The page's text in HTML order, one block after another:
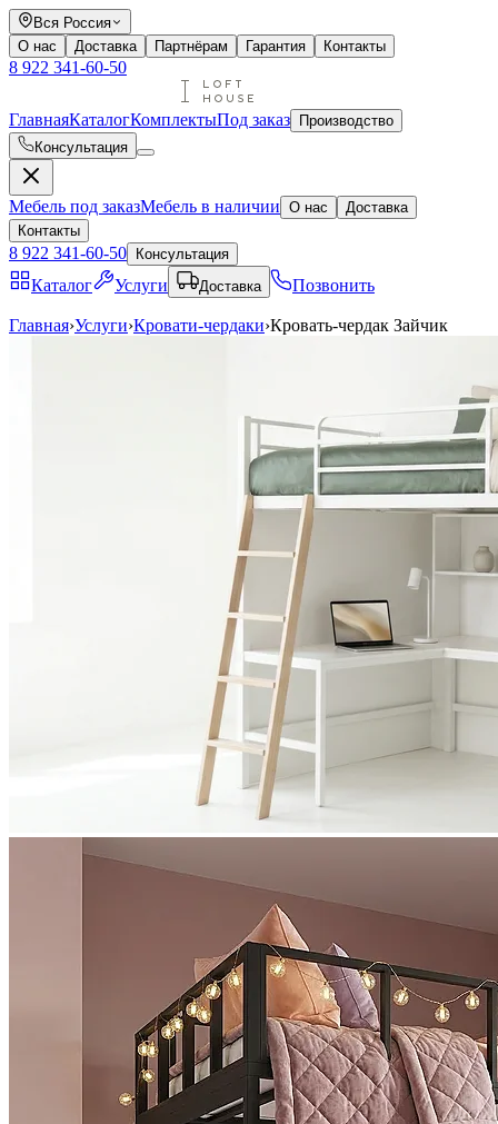
Вся Россия
О нас
Доставка Партнёрам Гарантия Контакты
8 922 341-60-50
ГлавнаяКаталогКомплектыПод заказ
Производство
Консультация
Мебель под заказМебель в наличии О нас
Доставка
Контакты
8 922 341-60-50 Консультация
Каталог Услуги Доставка Позвонить
Главная›Услуги›Кровати-чердаки›Кровать-чердак Зайчик